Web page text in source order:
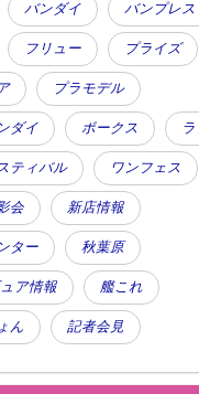
バンダイ バンプレス
フリュー プライズ
プラモデル
ダイ ボークス
ティバル ワンフェス
会 新店情報
ター 秋葉原
ア情報 艦これ
ん 記者会見